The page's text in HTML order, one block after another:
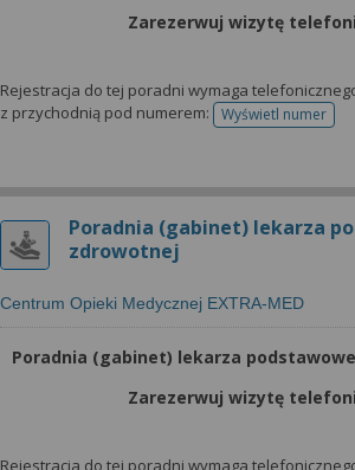
Zarezerwuj wizytę
Rejestracja do tej poradni wymaga
z przychodnią pod numerem:
Wyświetl numer
telefonu do
Poradnia (gabinet) lekarza
zdrowotnej
Centrum Opieki Medycznej EXTRA-MED
Poradnia (gabinet) lekarza
Zarezerwuj wizytę
Rejestracja do tej poradni wymaga